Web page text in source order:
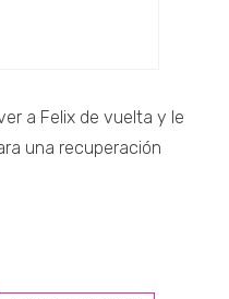
a Felix de vuelta y le
una recuperación